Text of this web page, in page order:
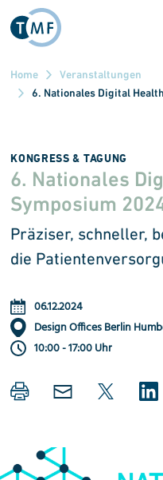
Direkt zum Inhalt
Home
Veranstaltungen
6. Nationales Digital
KONGRESS & TAGUNG
6. Nationales
Symposium
Präziser, schneller,
die
06.12.2024
Design Offices Berlin
10:00 - 17:00 Uhr